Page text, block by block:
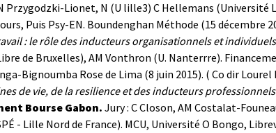
Przygodzki-Lionet, N (U lille3) C Hellemans (Université
Puis Psy-EN. Boundenghan Méthode (15 décembre
: le rôle des inducteurs organisationnels et
de Bruxelles), AM Vonthron (U. Nanterrre).
Bignoumba Rose de Lima (8 juin 2015). ( Co dir Lourel
de vie, de la resilience et des inducteurs
Bourse Gabon.Jury : C Closon, AM Costalat-
- Lille Nord de France). MCU, Université O Bongo,